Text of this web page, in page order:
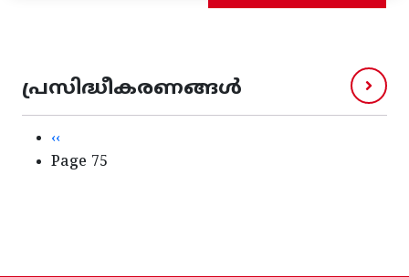
പ്രസിദ്ധീകരണങ്ങൾ
Pagination
Previous page
‹‹
Page 75